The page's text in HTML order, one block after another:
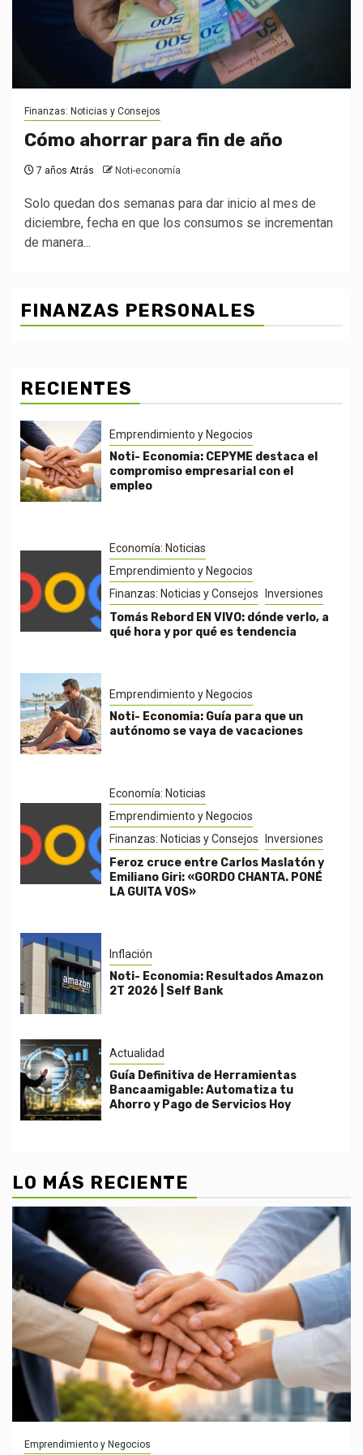
Finanzas: Noticias y Consejos
Cómo ahorrar para fin de año
7 años Atrás Noti-economía
Solo quedan dos semanas para dar inicio al mes de
diciembre, fecha en que los consumos se incrementan
de manera...
FINANZAS PERSONALES
RECIENTES
Emprendimiento y Negocios
Noti- Economia: CEPYME destaca el
compromiso empresarial con el
empleo
Economía: Noticias
Emprendimiento y Negocios
Finanzas: Noticias y Consejos
Inversiones
Tomás Rebord EN VIVO: dónde verlo, a
qué hora y por qué es tendencia
Emprendimiento y Negocios
Noti- Economia: Guía para que un
autónomo se vaya de vacaciones
Economía: Noticias
Emprendimiento y Negocios
Finanzas: Noticias y Consejos
Inversiones
Feroz cruce entre Carlos Maslatón y
Emiliano Giri: «GORDO CHANTA. PONÉ
LA GUITA VOS»
Inflación
Noti- Economia: Resultados Amazon
2T 2026 | Self Bank
Actualidad
Guía Definitiva de Herramientas
Bancaamigable: Automatiza tu
Ahorro y Pago de Servicios Hoy
LO MÁS RECIENTE
Emprendimiento y Negocios